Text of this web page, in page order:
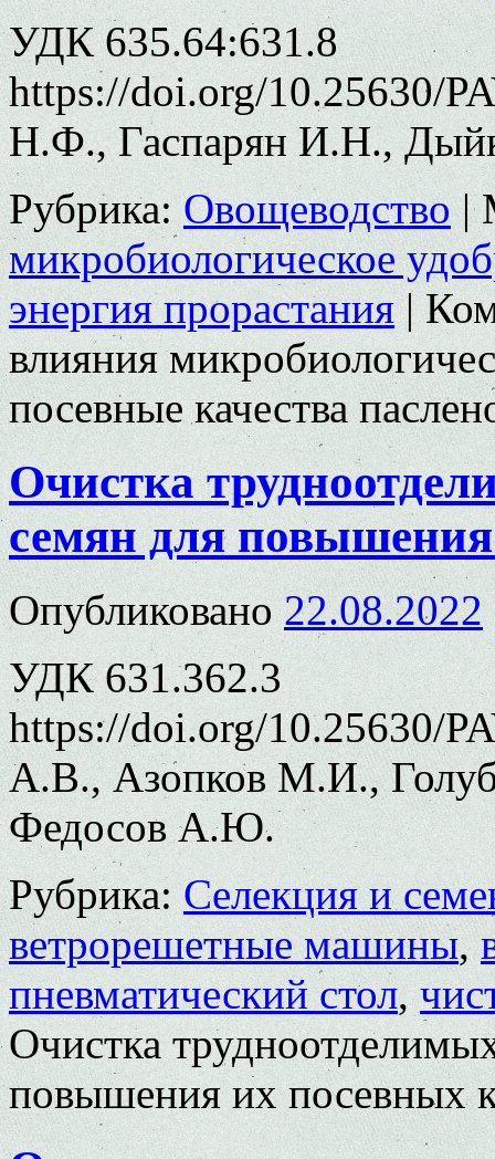
УДК 635.64:631.8
https://doi.org/10.25630/
Н.Ф., Гаспарян И.Н.,
Рубрика: Овощеводство |
микробиологическое
энергия прорастания |
влияния
посевные качества
Очистка
семян для
Опубликовано 22.08.2022
УДК 631.362.3
https://doi.org/10.25630/
А.В., Азопков М.И.,
Федосов А.Ю.
Рубрика: Селекция и
ветрорешетные машины,
пневматический стол,
Очистка
повышения их посевных